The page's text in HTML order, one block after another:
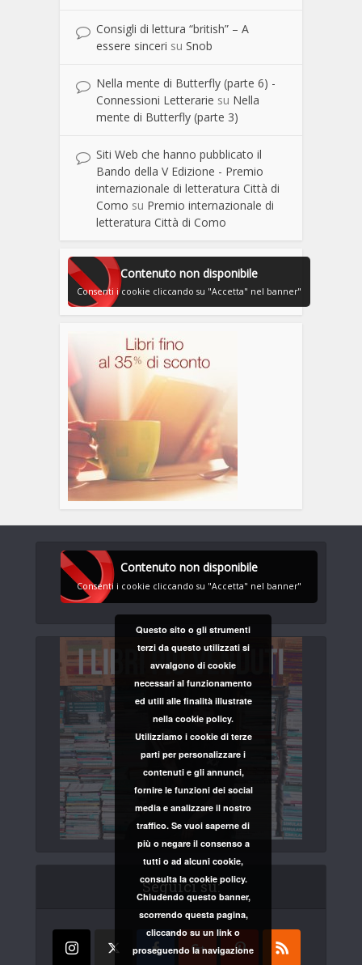
Consigli di lettura “british” – A
essere sinceri su Snob
Nella mente di Butterfly (parte 6) -
Connessioni Letterarie su Nella
mente di Butterfly (parte 3)
Siti Web che hanno pubblicato il
Bando della V Edizione - Premio
internazionale di letteratura Città di
Como su Premio internazionale di
letteratura Città di Como
Contenuto non disponibile
Consenti i cookie cliccando su "Accetta" nel banner"
Contenuto non disponibile
Consenti i cookie cliccando su "Accetta" nel banner"
Seguici su:
Questo sito o gli strumenti
terzi da questo utilizzati si
avvalgono di cookie
necessari al funzionamento
ed utili alle finalità illustrate
nella cookie policy.
Utilizziamo i cookie di terze
parti per personalizzare i
contenuti e gli annunci,
fornire le funzioni dei social
media e analizzare il nostro
traffico. Se vuoi saperne di
più o negare il consenso a
tutti o ad alcuni cookie,
consulta la cookie policy.
Chiudendo questo banner,
scorrendo questa pagina,
cliccando su un link o
proseguendo la navigazione